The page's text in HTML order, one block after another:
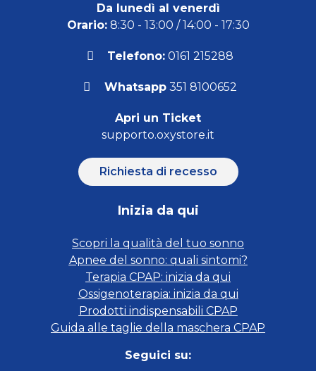
Da lunedì al venerdì
Orario:8:30 - 13:00 / 14:00 - 17:30
Telefono: 0161 215288
Whatsapp351 8100652
Apri un Ticket
supporto.oxystore.it
Richiesta di recesso
Inizia da qui
Scopri la qualità del tuo sonno
Apnee del sonno: quali sintomi?
Terapia CPAP: inizia da qui
Ossigenoterapia: inizia da qui
Prodotti indispensabili CPAP
Guida alle taglie della maschera CPAP
Seguici su: